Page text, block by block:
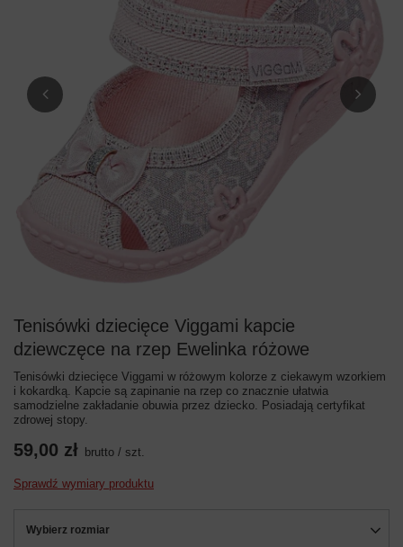
Tenisówki dziecięce Viggami kapcie
dziewczęce na rzep Ewelinka różowe
Tenisówki dziecięce Viggami w różowym kolorze z ciekawym wzorkiem
i kokardką. Kapcie są zapinanie na rzep co znacznie ułatwia
samodzielne zakładanie obuwia przez dziecko. Posiadają certyfikat
zdrowej stopy.
59,00 zł brutto / szt.
Sprawdź wymiary produktu
Wybierz rozmiar